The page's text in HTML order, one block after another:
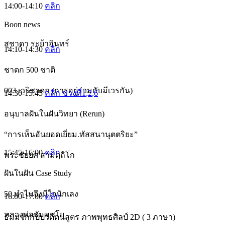
14:00-14:10 คลิก
Boon news
สุชาดา ระย้าอินทร์
14:10-14:30คลิก
ชาดก 500 ชาติ
003 เวริชาดก (การอยู่ร่วมกับมีเวรกัน)
14:30-15:45คลิก ช่วงที่1,2,6
อนุบาลฝันในฝันวิทยา (Rerun)
“การเห็นอันยอดเยี่ยม.ทัสสนานุตตริยะ”
พระชัยยศ สามตฺถิโก
15:45-16:00คลิก
ฝันในฝัน Case Study
50 ทำไมจึงมีใจนักเลง
หลวงพ่อธัมมชโย
16:00-17:00คลิก
ธัมมจักกัปปวัตตนสูตร ภาพพุทธศิลป์ 2D ( 3 ภาษา)